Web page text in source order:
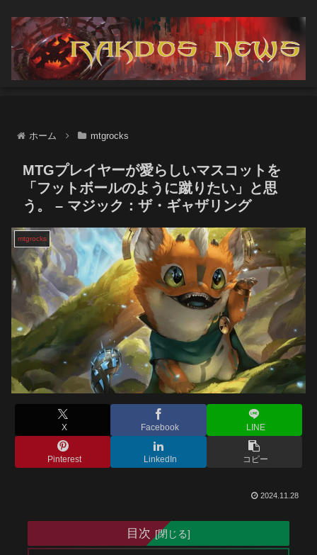
ホーム mtgrocks
MTGプレイヤーが愛らしいマスコットを
「フットボールのように蹴りたい」と思
う。 – マジック：ザ・ギャザリング
mtgrocks
X Facebook LINE
Pinterest LinkedIn コピー
2024.11.28
目次